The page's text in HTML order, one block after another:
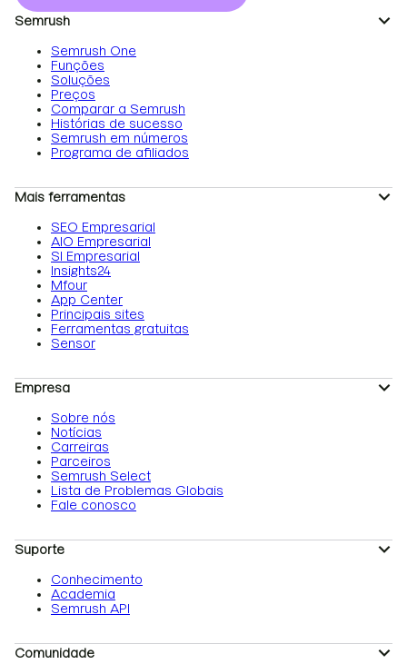
Semrush
Semrush One
Funções
Soluções
Preços
Comparar a Semrush
Histórias de sucesso
Semrush em números
Programa de afiliados
Mais ferramentas
SEO Empresarial
AIO Empresarial
SI Empresarial
Insights24
Mfour
App Center
Principais sites
Ferramentas gratuitas
Sensor
Empresa
Sobre nós
Notícias
Carreiras
Parceiros
Semrush Select
Lista de Problemas Globais
Fale conosco
Suporte
Conhecimento
Academia
Semrush API
Comunidade